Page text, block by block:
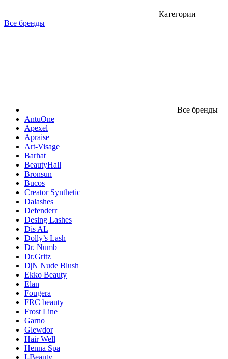
Категории
Все бренды
Все бренды
AntuOne
Apexel
Apraise
Art-Visage
Barhat
BeautyHall
Bronsun
Bucos
Creator Synthetic
Dalashes
Defenderr
Desing Lashes
Dis AL
Dolly’s Lash
Dr. Numb
Dr.Gritz
D|N Nude Blush
Ekko Beauty
Elan
Fougera
FRC beauty
Frost Line
Garno
Glewdor
Hair Well
Henna Spa
I-Beauty